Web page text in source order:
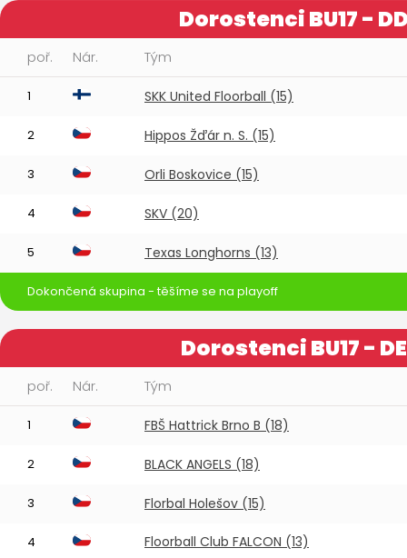
Dorostenci BU17 -
poř. Nár. Tým
1 SKK United Floorball (15)
2 Hippos Žďár n. S. (15)
3 Orli Boskovice (15)
4 SKV (20)
5 Texas Longhorns (13)
Dokončená skupina - těšíme se na playoff
Dorostenci BU17 - DE
poř. Nár. Tým
1 FBŠ Hattrick Brno B (18)
2 BLACK ANGELS (18)
3 Florbal Holešov (15)
4 Floorball Club FALCON (13)